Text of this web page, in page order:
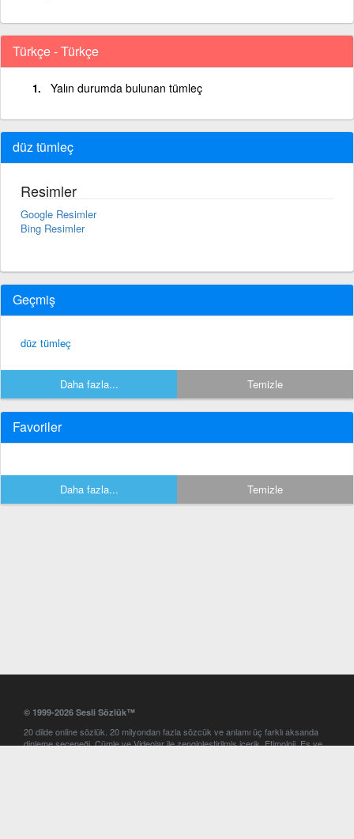
Türkçe - Türkçe
Yalın durumda bulunan tümleç
düz tümleç
Resimler
Google Resimler
Bing Resimler
Geçmiş
düz tümleç
Daha fazla... Temizle
Favoriler
Daha fazla... Temizle
© 1999-2026 Sesli Sözlük™
20 dilde online sözlük. 20 milyondan fazla sözcük ve anlamı üç farklı aksanda
dinleme seçeneği. Cümle ve Videolar ile zenginleştirilmiş içerik. Etimoloji, Eş ve